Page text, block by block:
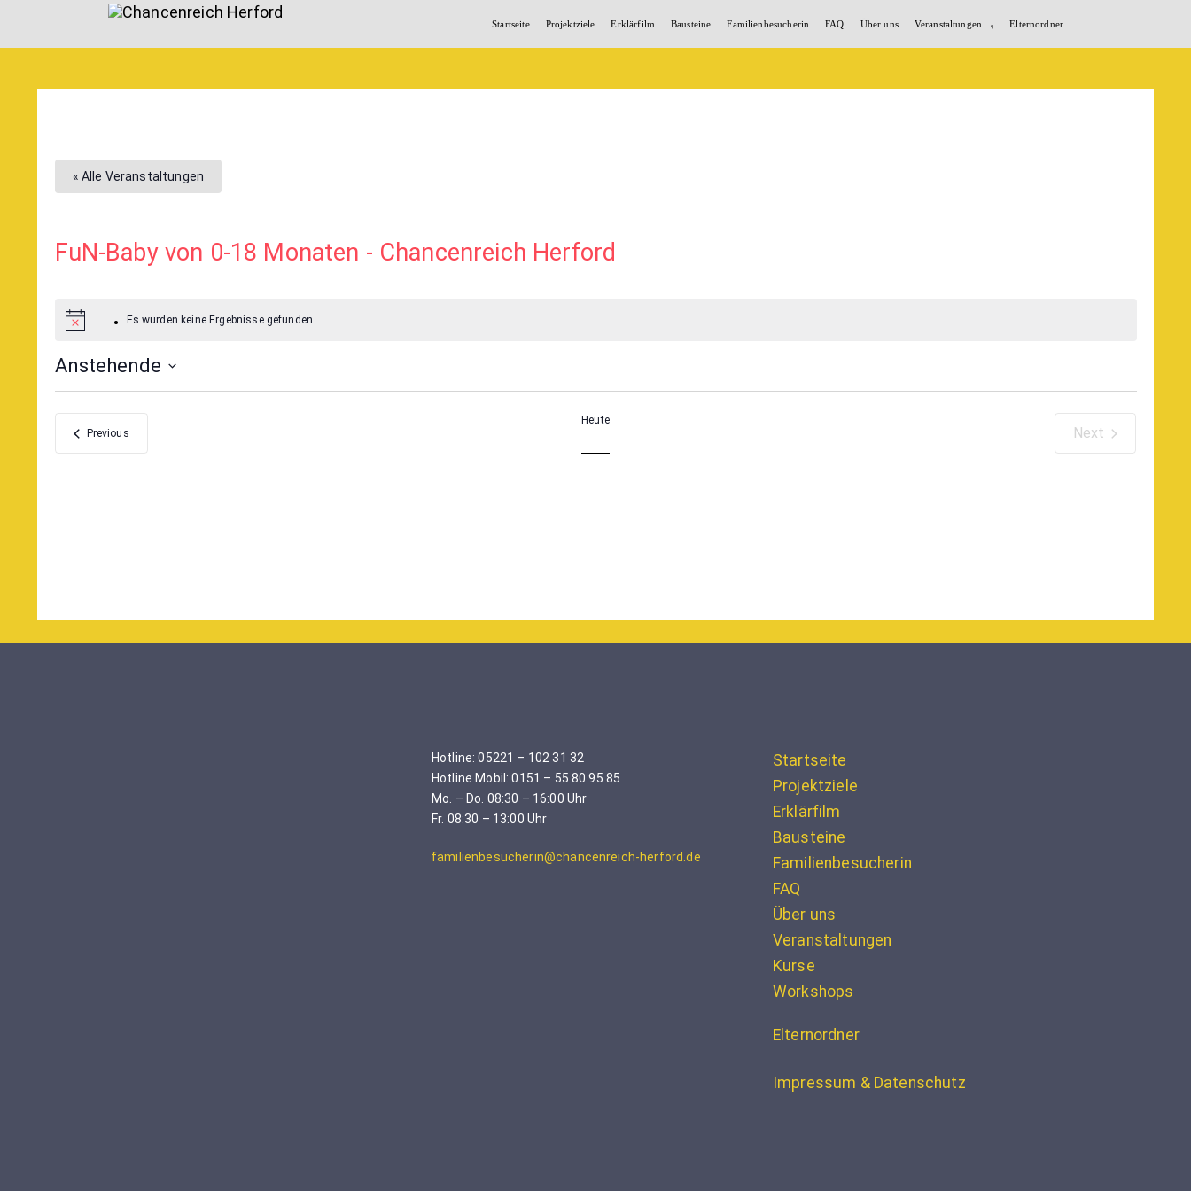
Startseite Projektziele Erklärfilm Bausteine Familienbesucherin FAQ Über uns Veranstaltungen Elternordner
« Alle Veranstaltungen
FuN-Baby von 0-18 Monaten - Chancenreich Herford
Es wurden keine Ergebnisse gefunden.
Anstehende
Select
date.
PreviousVeranstaltungen
Heute
Next
Veranstaltungen
Hotline: 05221 – 102 31 32
Hotline Mobil: 0151 – 55 80 95 85
Mo. – Do. 08:30 – 16:00 Uhr
Fr. 08:30 – 13:00 Uhr
familienbesucherin@chancenreich-herford.de
Startseite
Projektziele
Erklärfilm
Bausteine
Familienbesucherin
FAQ
Über uns
Veranstaltungen
Kurse
Workshops
Elternordner
Impressum & Datenschutz